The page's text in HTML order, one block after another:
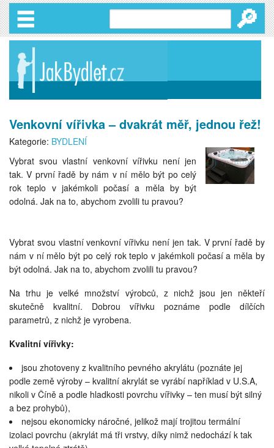
🔎
Venkovní vířivka – dvakrát měř, jednou řež!
Kategorie: BYDLENÍ
Vybrat svou vlastní venkovní vířivku není jen
tak. V první řadě by nám v ní mělo být po celý
rok teplo v jakémkoli počasí a měla by být
odolná. Jak na to, abychom zvolili tu pravou?
Vybrat svou vlastní venkovní vířivku není jen tak. V první řadě by
nám v ní mělo být po celý rok teplo v jakémkoli počasí a měla by
být odolná. Jak na to, abychom zvolili tu pravou?
Na trhu je velké množství výrobců, z nichž jsou jen někteří
skutečně kvalitní. Dobrou vířivku poznáme podle dílčích
parametrů, z nichž je vyrobena.
Kvalitní vířivky:
jsou zhotoveny z kvalitního pevného akrylátu (poznáte jej
podle země výroby – kvalitní akrylát se vyrábí například v U.S.A,
nikoli v Číně a podle hladkosti povrchu vířivky – ten musí být silný
a bez prohybů),
nejsou ekonomicky náročné, jelikož mají trojitou termální
izolaci povrchu (akrylát má tři vrstvy, díky nimž nedochází k tak